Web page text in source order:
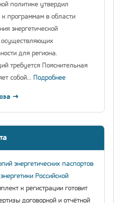
политике утвердил
программам в области
энергетической
осуществляющих
для региона.
требуется Пояснительная
собой… Подробнее
→
энергетических паспортов
Российской
к регистрации готовит
договорной и отчётной